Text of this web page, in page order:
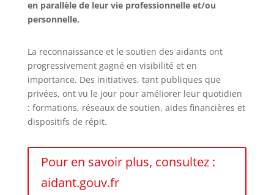
en parallèle de leur vie professionnelle et/ou
personnelle.
La reconnaissance et le soutien des aidants ont
progressivement gagné en visibilité et en
importance. Des initiatives, tant publiques que
privées, ont vu le jour pour améliorer leur quotidien
: formations, réseaux de soutien, aides financières et
dispositifs de répit.
Pour en savoir plus, consultez :
aidant.gouv.fr